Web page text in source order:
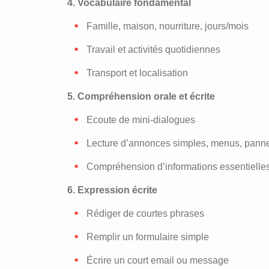
4. Vocabulaire fondamental
Famille, maison, nourriture, jours/mois
Travail et activités quotidiennes
Transport et localisation
5. Compréhension orale et écrite
Ecoute de mini-dialogues
Lecture d’annonces simples, menus,
Compréhension d’informations
6. Expression écrite
Rédiger de courtes phrases
Remplir un formulaire simple
Écrire un court email ou message